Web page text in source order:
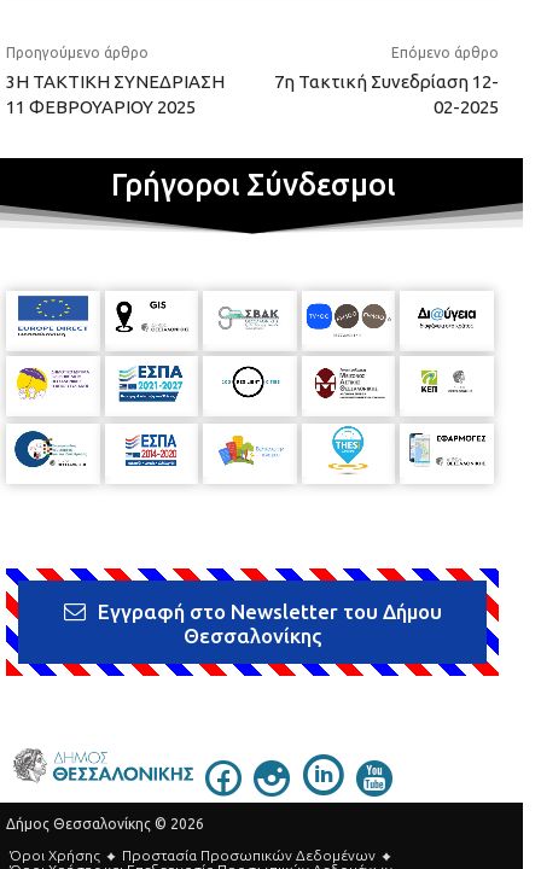
Προηγούμενο άρθρο
3Η ΤΑΚΤΙΚΗ ΣΥΝΕΔΡΙΑΣΗ
11 ΦΕΒΡΟΥΑΡΙΟΥ 2025
Επόμενο άρθρο
7η Τακτική Συνεδρίαση 12-
02-2025
Γρήγοροι Σύνδεσμοι
Εγγραφή στο Newsletter του Δήμου
Θεσσαλονίκης
Δήμος Θεσσαλονίκης © 2026
Όροι Χρήσης
Προστασία Προσωπικών Δεδομένων